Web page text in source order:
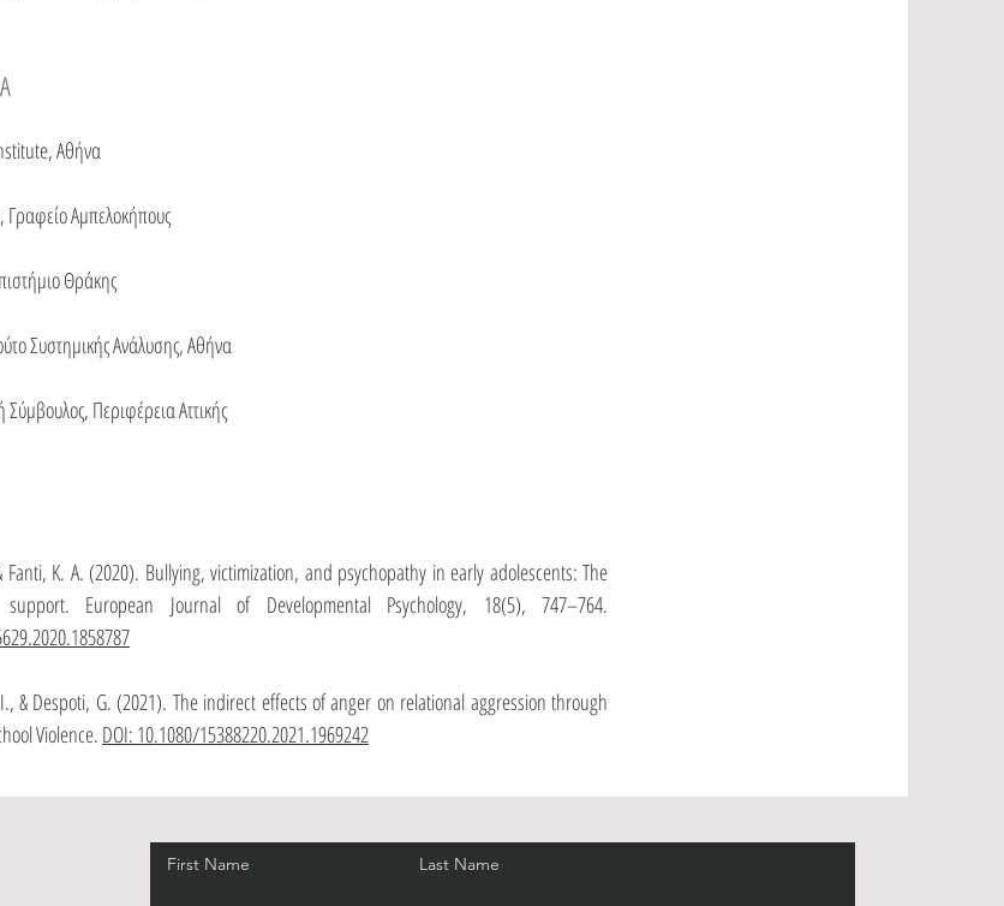
Αθήνα
Αμπελοκήπους
Θράκης
Συστημικής Ανάλυσης, Αθήνα
Περιφέρεια Αττικής
Fanti, K. A. (2020). Bullying, victimization, and psychopathy in early adolescents: The
European Journal of Developmental Psychology, 18(5), 747–764.
& Despoti, G. (2021). The indirect effects of anger on relational aggression through
Violence. DOI: 10.1080/15388220.2021.1969242
First Name Last Name